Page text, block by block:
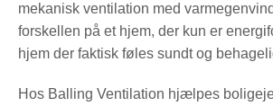
mekanisk ventilation med
forskellen på et hjem, der kun er
hjem der faktisk føles sundt og
Hos Balling Ventilation hjælpes